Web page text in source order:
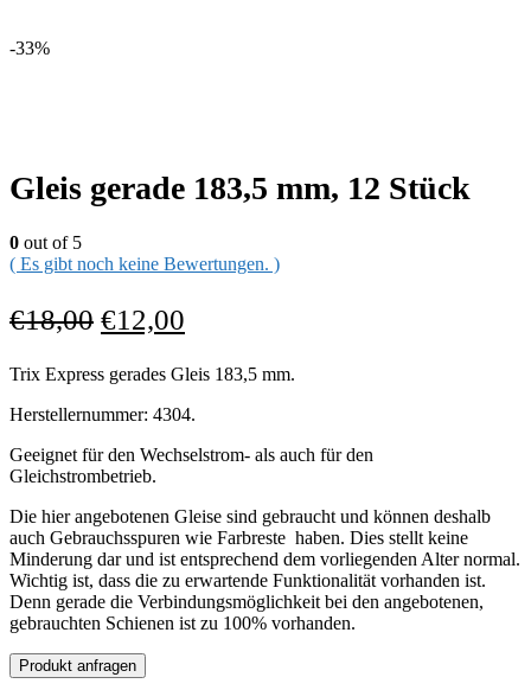
-33%
Gleis gerade 183,5 mm, 12 Stück
0 out of 5
( Es gibt noch keine Bewertungen. )
€18,00 €12,00
Trix Express gerades Gleis 183,5 mm.
Herstellernummer: 4304.
Geeignet für den Wechselstrom- als auch für den
Gleichstrombetrieb.
Die hier angebotenen Gleise sind gebraucht und können deshalb
auch Gebrauchsspuren wie Farbreste haben. Dies stellt keine
Minderung dar und ist entsprechend dem vorliegenden Alter normal.
Wichtig ist, dass die zu erwartende Funktionalität vorhanden ist.
Denn gerade die Verbindungsmöglichkeit bei den angebotenen,
gebrauchten Schienen ist zu 100% vorhanden.
Produkt anfragen